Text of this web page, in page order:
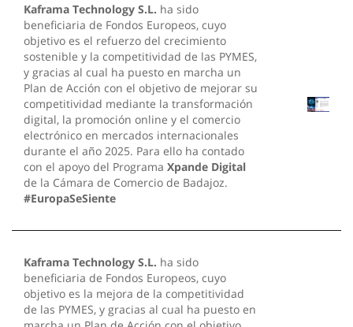
Kaframa Technology S.L. ha sido
beneficiaria de Fondos Europeos, cuyo
objetivo es el refuerzo del crecimiento
sostenible y la competitividad de las PYMES,
y gracias al cual ha puesto en marcha un
Plan de Acción con el objetivo de mejorar su
competitividad mediante la transformación
digital, la promoción online y el comercio
electrónico en mercados internacionales
durante el año 2025. Para ello ha contado
con el apoyo del Programa Xpande Digital
de la Cámara de Comercio de Badajoz.
#EuropaSeSiente
Kaframa Technology S.L. ha sido
beneficiaria de Fondos Europeos, cuyo
objetivo es la mejora de la competitividad
de las PYMES, y gracias al cual ha puesto en